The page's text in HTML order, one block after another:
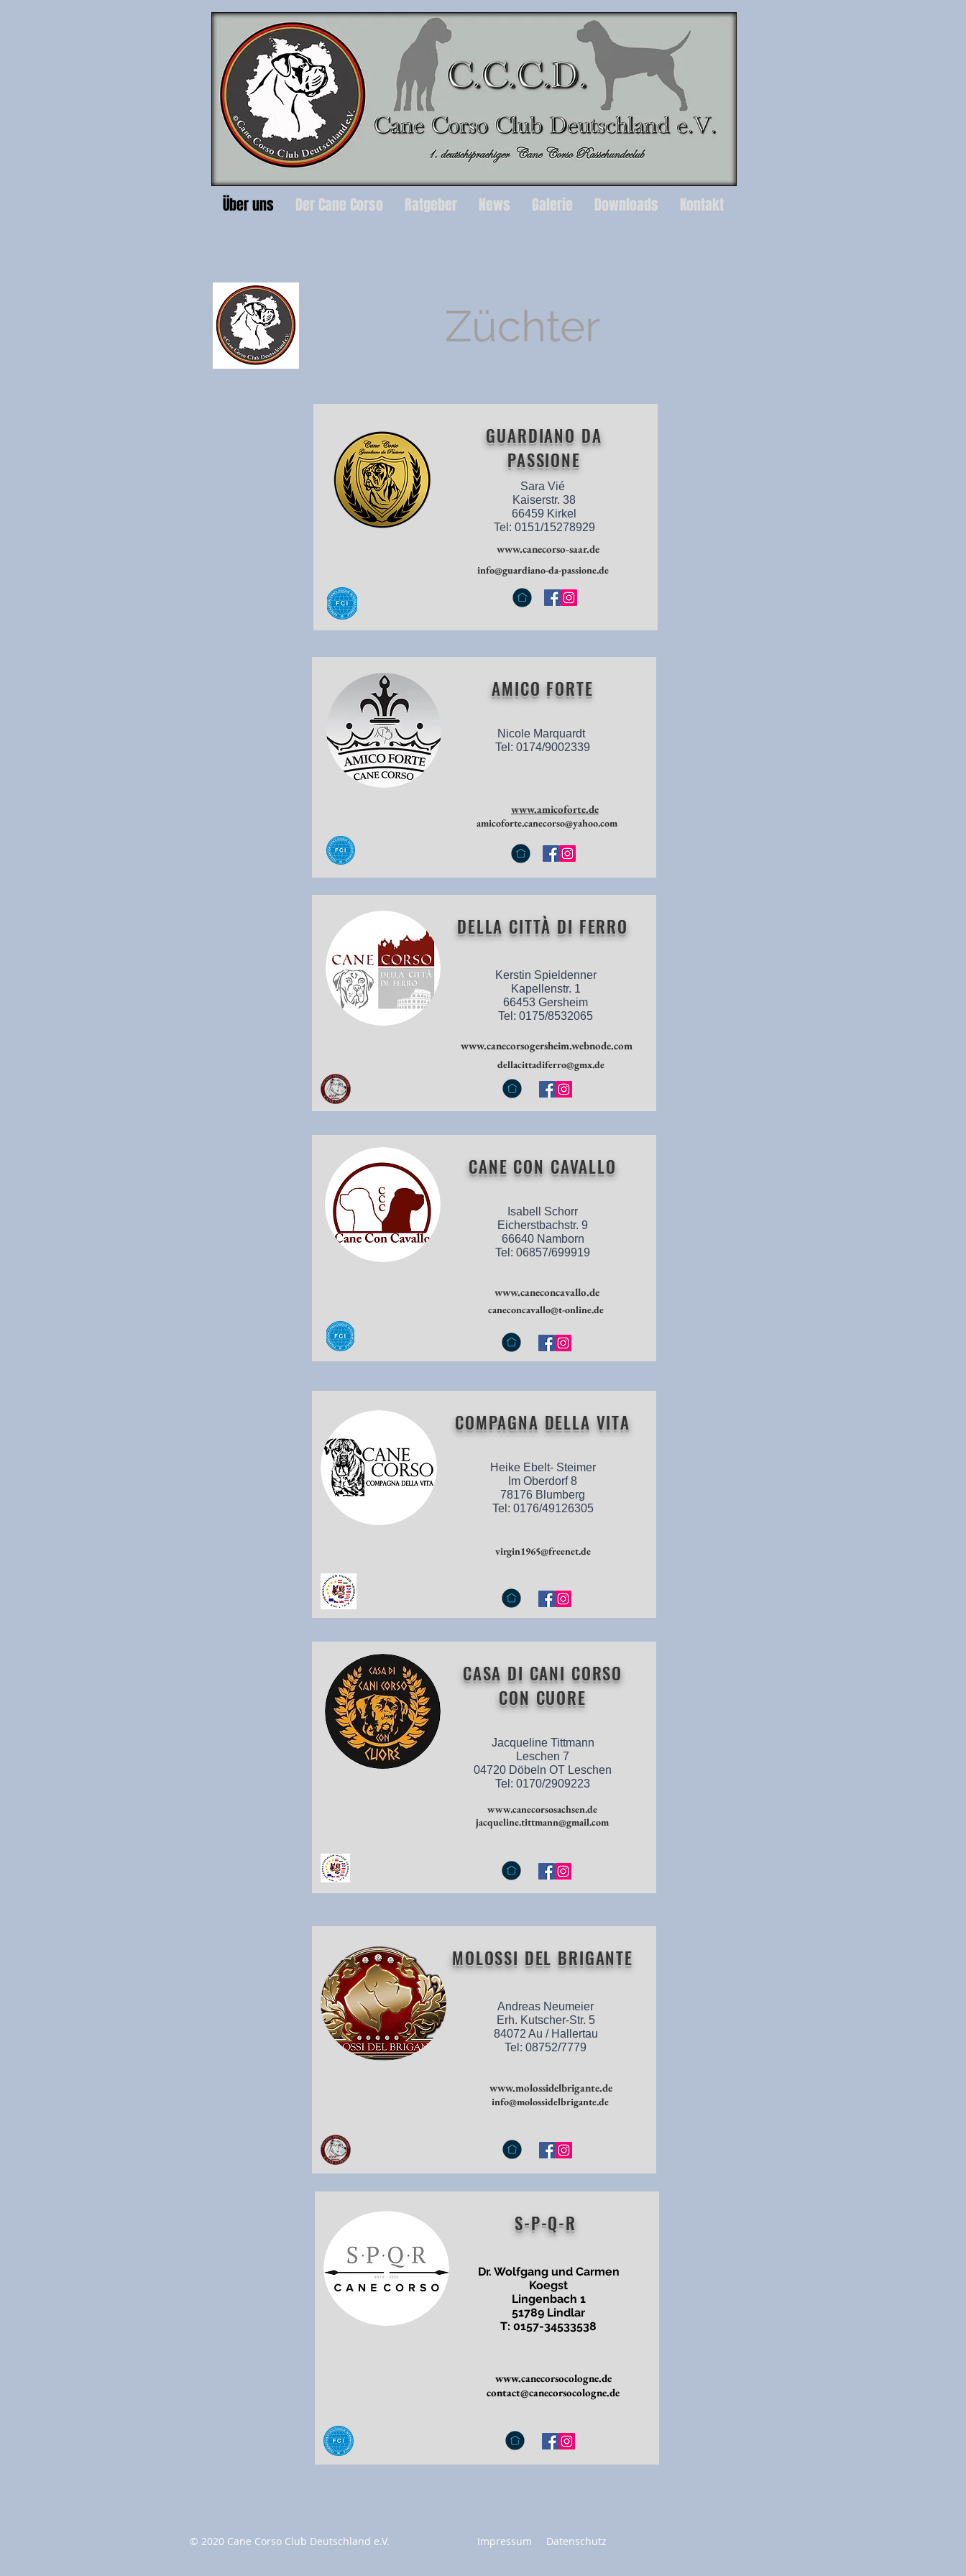
Über uns Der Cane Corso Ratgeber News Galerie Downloads Kontakt
Züchter
GUARDIANO DA
PASSIONE
Sara Vié
Kaiserstr. 38
66459 Kirkel
Tel: 0151/15278929
www.canecorso-saar.de
info@guardiano-da-passione.de
AMICO FORTE
Nicole Marquardt
Tel: 0174/9002339
www.amicoforte.de
amicoforte.canecorso@yahoo.com
DELLA CITTÀ DI FERRO
Kerstin Spieldenner
Kapellenstr. 1
66453 Gersheim
Tel: 0175/8532065
www.canecorsogersheim.webnode.com
dellacittadiferro@gmx.de
CANE CON CAVALLO
Isabell Schorr
Eicherstbachstr. 9
66640 Namborn
Tel: 06857/699919
www.caneconcavallo.de
caneconcavallo@t-online.de
COMPAGNA DELLA VITA
Heike Ebelt- Steimer
Im Oberdorf 8
78176 Blumberg
Tel: 0176/49126305
virgin1965@freenet.de
CASA DI CANI CORSO
CON CUORE
Jacqueline Tittmann
Leschen 7
04720 Döbeln OT Leschen
Tel: 0170/2909223
www.canecorsosachsen.de
jacqueline.tittmann@gmail.com
MOLOSSI DEL BRIGANTE
Andreas Neumeier
Erh. Kutscher-Str. 5
84072 Au / Hallertau
Tel: 08752/7779
www.molossidelbrigante.de
info@molossidelbrigante.de
S-P-Q-R
Dr. Wolfgang und Carmen
Koegst
Lingenbach 1
51789 Lindlar
T: 0157-34533538
www.canecorsocologne.de
contact@canecorsocologne.de
© 2020 Cane Corso Club Deutschland e.V. Impressum Datenschutz